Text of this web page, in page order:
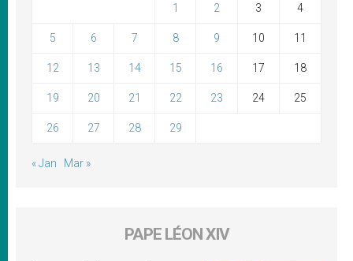
1 2 3 4
5 6 7 8 9 10 11
12 13 14 15 16 17 18
19 20 21 22 23 24 25
26 27 28 29
« Jan Mar »
PAPE LÉON XIV